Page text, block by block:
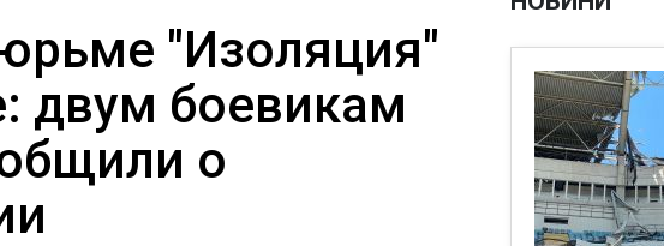
"Изоляция"
двум боевикам
о